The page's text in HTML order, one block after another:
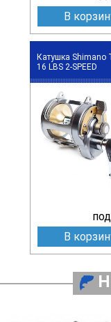
В
Катушка Shimano
16 LBS 2-SPEED
В